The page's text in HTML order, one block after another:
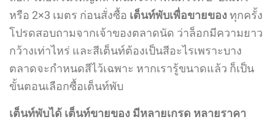
หรือ 2×3 เมตร ก่อนสั่งซื้อ เต็นท์พับเพื่อขายของทุกครั้ง
โปรดสอบถามจากเจ้าของตลาดนัด ว่าล็อกมีความยาว
กว้างเท่าไหร่ และสีเต็นท์ต้องเป็นสีอะไรเพราะบาง
ตลาดจะกำหนดสีไว้เฉพาะ หากเรารู้ขนาดแล้ว ก็เป็น
ขั้นตอนเลือกซื้อเต็นท์พับ
เต็นท์พับได้ เต็นท์ขายของ มีหลายเกรด หลายราคา